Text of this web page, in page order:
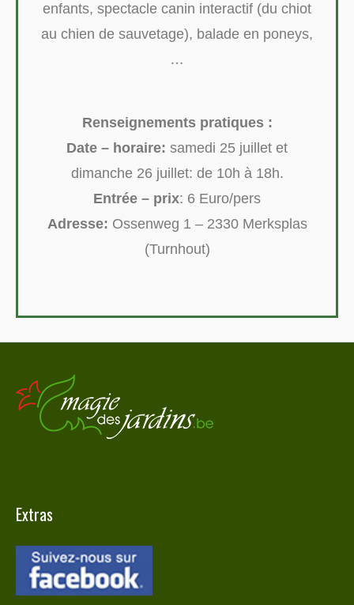
enfants, spectacle canin interactif (du chiot
au chien de sauvetage), balade en poneys,
…
Renseignements pratiques :
Date – horaire: samedi 25 juillet et
dimanche 26 juillet: de 10h à 18h.
Entrée – prix: 6 Euro/pers
Adresse: Ossenweg 1 – 2330 Merksplas
(Turnhout)
Extras